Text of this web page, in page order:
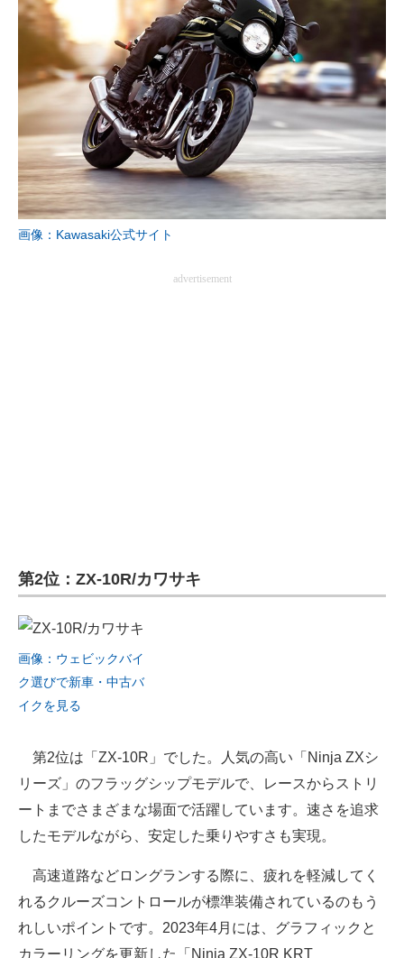
画像：Kawasaki公式サイト
advertisement
第2位：ZX-10R/カワサキ
画像：ウェビックバイ
ク選びで新車・中古バ
イクを見る
第2位は「ZX-10R」でした。人気の高い「Ninja ZXシ
リーズ」のフラッグシップモデルで、レースからストリ
ートまでさまざまな場面で活躍しています。速さを追求
したモデルながら、安定した乗りやすさも実現。
高速道路などロングランする際に、疲れを軽減してく
れるクルーズコントロールが標準装備されているのもう
れしいポイントです。2023年4月には、グラフィックと
カラーリングを更新した「Ninja ZX-10R KRT